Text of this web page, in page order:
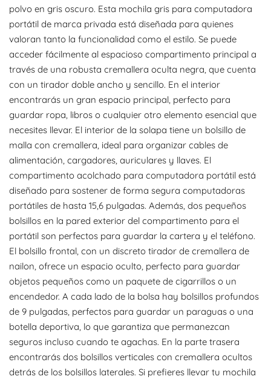
polvo en gris oscuro. Esta mochila gris para computadora
portátil de marca privada está diseñada para quienes
valoran tanto la funcionalidad como el estilo. Se puede
acceder fácilmente al espacioso compartimento principal a
través de una robusta cremallera oculta negra, que cuenta
con un tirador doble ancho y sencillo. En el interior
encontrarás un gran espacio principal, perfecto para
guardar ropa, libros o cualquier otro elemento esencial que
necesites llevar. El interior de la solapa tiene un bolsillo de
malla con cremallera, ideal para organizar cables de
alimentación, cargadores, auriculares y llaves. El
compartimento acolchado para computadora portátil está
diseñado para sostener de forma segura computadoras
portátiles de hasta 15,6 pulgadas. Además, dos pequeños
bolsillos en la pared exterior del compartimento para el
portátil son perfectos para guardar la cartera y el teléfono.
El bolsillo frontal, con un discreto tirador de cremallera de
nailon, ofrece un espacio oculto, perfecto para guardar
objetos pequeños como un paquete de cigarrillos o un
encendedor. A cada lado de la bolsa hay bolsillos profundos
de 9 pulgadas, perfectos para guardar un paraguas o una
botella deportiva, lo que garantiza que permanezcan
seguros incluso cuando te agachas. En la parte trasera
encontrarás dos bolsillos verticales con cremallera ocultos
detrás de los bolsillos laterales. Si prefieres llevar tu mochila